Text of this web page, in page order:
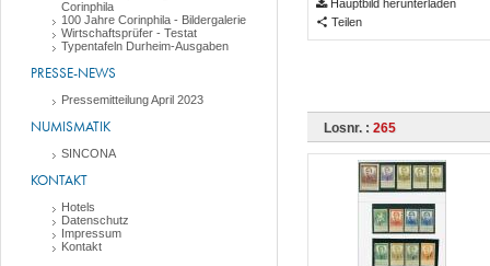
Corinphila
100 Jahre Corinphila - Bildergalerie
Wirtschaftsprüfer - Testat
Typentafeln Durheim-Ausgaben
PRESSE-NEWS
Pressemitteilung April 2023
NUMISMATIK
SINCONA
KONTAKT
Hotels
Datenschutz
Impressum
Kontakt
Hauptbild herunterladen
Teilen
Losnr. : 265